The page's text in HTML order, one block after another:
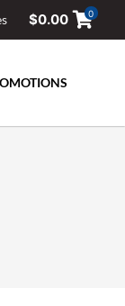
$0.00 0